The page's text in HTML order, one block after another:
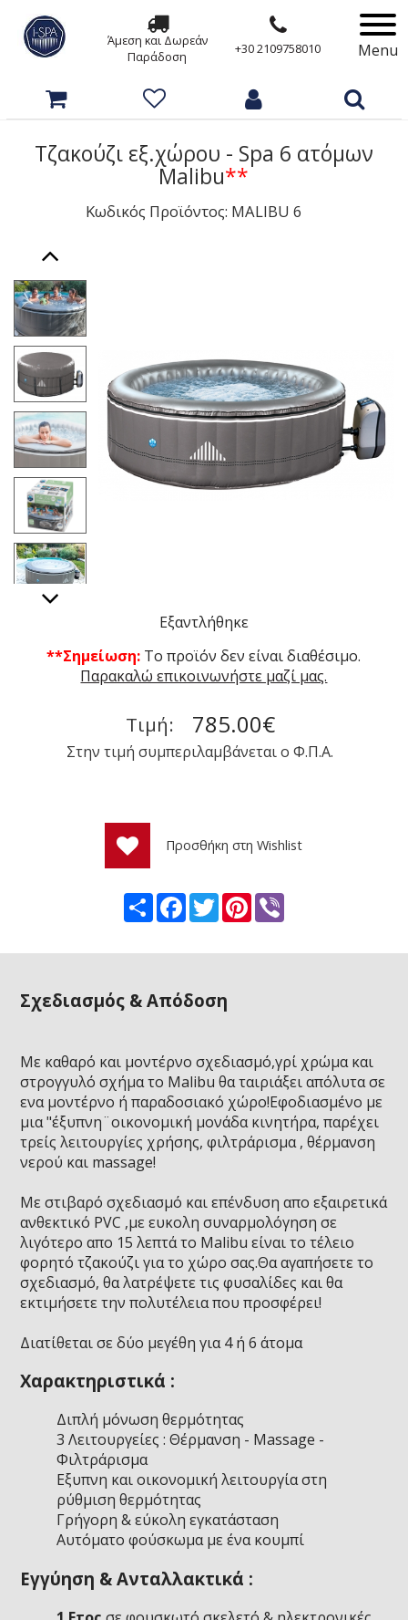
Άμεση και Δωρεάν
Παράδοση
+30 2109758010 Menu
Τζακούζι εξ.χώρου - Spa 6 ατόμων
Malibu**
Κωδικός Προϊόντος: MALIBU 6
Εξαντλήθηκε
**Σημείωση: To προϊόν δεν είναι διαθέσιμο.
Παρακαλώ επικοινωνήστε μαζί μας.
Τιμή: 785.00€
Στην τιμή συμπεριλαμβάνεται ο Φ.Π.Α.
Προσθήκη στη Wishlist
ShareFacebook
TwitterPinterest
Viber
Σχεδιασμός & Απόδοση
Με καθαρό και μοντέρνο σχεδιασμό,γρί χρώμα και
στρογγυλό σχήμα το Malibu θα ταιριάξει απόλυτα σε
ενα μοντέρνο ή παραδοσιακό χώρο!Εφοδιασμένο με
μια "έξυπνη¨οικονομική μονάδα κινητήρα, παρέχει
τρείς λειτουργίες χρήσης, φιλτράρισμα , θέρμανση
νερού και massage!
Με στιβαρό σχεδιασμό και επένδυση απο εξαιρετικά
ανθεκτικό PVC ,με ευκολη συναρμολόγηση σε
λιγότερο απο 15 λεπτά το Malibu είναι το τέλειο
φορητό τζακούζι για το χώρο σας.Θα αγαπήσετε το
σχεδιασμό, θα λατρέψετε τις φυσαλίδες και θα
εκτιμήσετε την πολυτέλεια που προσφέρει!
Διατίθεται σε δύο μεγέθη για 4 ή 6 άτομα
Χαρακτηριστικά :
Διπλή μόνωση θερμότητας
3 Λειτουργείες : Θέρμανση - Massage -
Φιλτράρισμα
Εξυπνη και οικονομική λειτουργία στη
ρύθμιση θερμότητας
Γρήγορη & εύκολη εγκατάσταση
Αυτόματο φούσκωμα με ένα κουμπί
Εγγύηση & Ανταλλακτικά :